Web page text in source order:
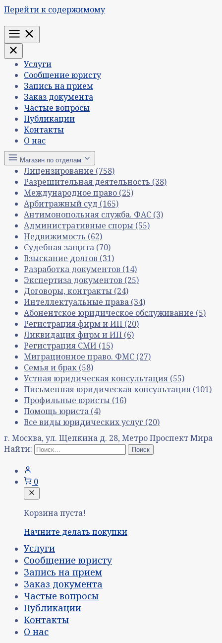
Перейти к содержимому
Меню
Услуги
Сообщение юристу
Запись на прием
Заказ документа
Частые вопросы
Публикации
Контакты
О нас
Магазин по отделам
Лицензирование (758)
Разрешительная деятельность (38)
Международное право (25)
Арбитражный суд (165)
Антимонопольная служба. ФАС (3)
Административные споры (55)
Недвижимость (62)
Судебная защита (70)
Взыскание долгов (31)
Разработка документов (14)
Экспертиза документов (25)
Договоры, контракты (24)
Интеллектуальные права (34)
Абонентское юридическое обслуживание (5)
Регистрация фирм и ИП (20)
Ликвидация фирм и ИП (6)
Регистрация СМИ (15)
Миграционное право. ФМС (27)
Семья и брак (58)
Устная юридическая консультация (55)
Письменная юридическая консультация (101)
Профильные юристы (16)
Помощь юриста (4)
Все виды юридических услуг (20)
г. Москва, ул. Щепкина д. 28, Метро Проспект Мира
Найти:
0
Корзина пуста!
Начните делать покупки
Услуги
Сообщение юристу
Запись на прием
Заказ документа
Частые вопросы
Публикации
Контакты
О нас